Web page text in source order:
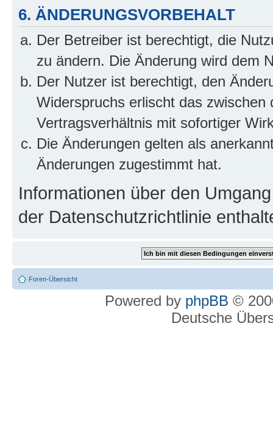
6. ÄNDERUNGSVORBEHALT
Der Betreiber ist berechtigt, die
zu ändern. Die Änderung wird dem
Der Nutzer ist berechtigt, den
Widerspruchs erlischt das
Vertragsverhältnis mit sofortiger
Die Änderungen gelten als
Änderungen zugestimmt hat.
Informationen über den
der Datenschutzrichtlinie
Foren-Übersicht
Powered by phpBB ©
Deutsche